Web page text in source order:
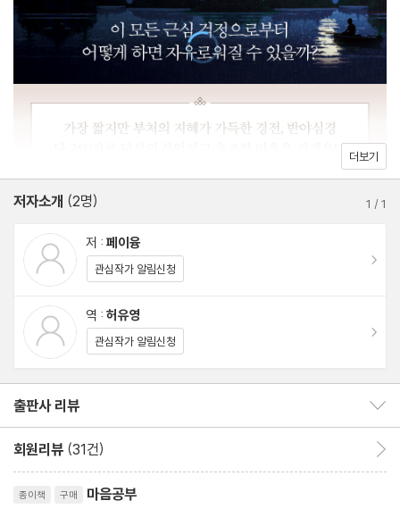
“반야바라밀다를 깊이 행하여[行深般波羅蜜多]”, “비추어 보고
[照見]”, “지혜도 없고 얻음도 없게 된[無智無得]” 후에, 마지막
으로 “아제아제 바라아제 바라승아제[揭帝揭帝, 波羅揭帝, 波
260자만으로 중생의 모든 문제에 대답할 뿐만 아니라, 완전히 새로
입문하지 않더라도 인생의 지혜를 얻기 위해, 마음을 단련하기 위해,
불교 사상을 이해하고 경전이 뜻하는 바를 알기 위해 반야심경을 읽
는 이유다.
눈에 보이는 세상이 전부가 아님을 깨달아라
고통도 즐거움도 순간순간 변한다
분별하려는 마음을 경계하라
3장 인생의 비밀은 일찍 알수록 좋다
유한한 육체로 무한한 세계를 인식한다
보이는 곳 너머 광활한 ‘무’의 세계
인생 혹은 우주의 비밀
어떻게 차이를 넘어 온전히 살 것인가
‘그게 아니면 안 되는 일’은 없다
삶을 옭아매는 ‘명분’에서 해방되라
4장 불행한 일이 닥쳤을 때 대처하는 법
나의 운명은 달라질 수 있을까?
12가지 인연을 따라 흐르는 운명의 비밀
더보기
저자소개 (2명) 1 /1
저 : 페이융
관심작가 알림신청
역 : 허유영
관심작가 알림신청
출판사 리뷰
회원리뷰 (31건)
종이책 구매 마음공부